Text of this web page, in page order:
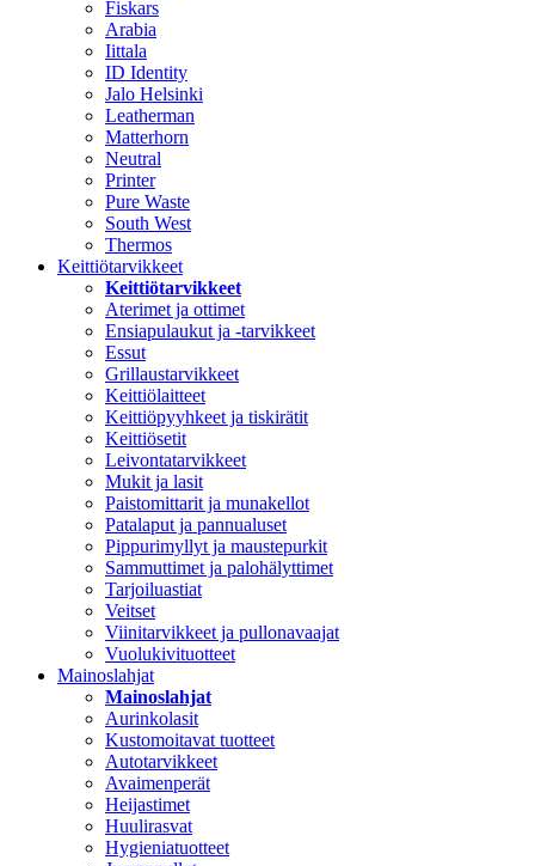
Fiskars
Arabia
Iittala
ID Identity
Jalo Helsinki
Leatherman
Matterhorn
Neutral
Printer
Pure Waste
South West
Thermos
Keittiötarvikkeet
Keittiötarvikkeet
Aterimet ja ottimet
Ensiapulaukut ja -tarvikkeet
Essut
Grillaustarvikkeet
Keittiölaitteet
Keittiöpyyhkeet ja tiskirätit
Keittiösetit
Leivontatarvikkeet
Mukit ja lasit
Paistomittarit ja munakellot
Patalaput ja pannualuset
Pippurimyllyt ja maustepurkit
Sammuttimet ja palohälyttimet
Tarjoiluastiat
Veitset
Viinitarvikkeet ja pullonavaajat
Vuolukivituotteet
Mainoslahjat
Mainoslahjat
Aurinkolasit
Kustomoitavat tuotteet
Autotarvikkeet
Avaimenperät
Heijastimet
Huulirasvat
Hygieniatuotteet